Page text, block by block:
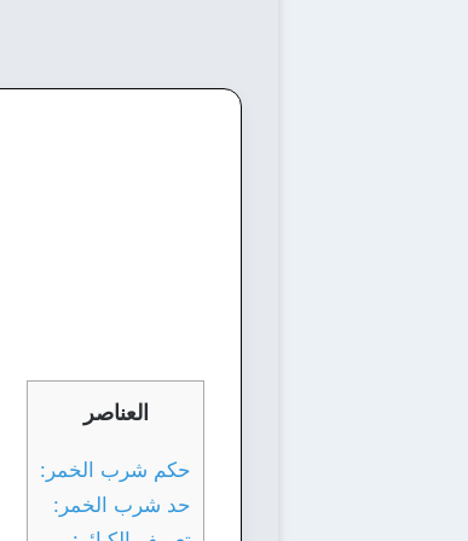
العناصر
حكم شرب الخمر:
حد شرب الخمر: